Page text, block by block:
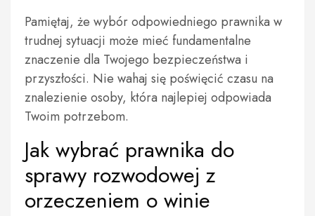
Pamiętaj, że wybór odpowiedniego prawnika w
trudnej sytuacji może mieć fundamentalne
znaczenie dla Twojego bezpieczeństwa i
przyszłości. Nie wahaj się poświęcić czasu na
znalezienie osoby, która najlepiej odpowiada
Twoim potrzebom.
Jak wybrać prawnika do
sprawy rozwodowej z
orzeczeniem o winie